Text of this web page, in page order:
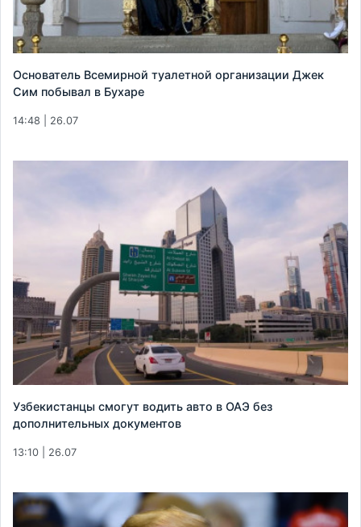
Основатель Всемирной туалетной организации Джек
Сим побывал в Бухаре
14:48 | 26.07
Узбекистанцы смогут водить авто в ОАЭ без
дополнительных документов
13:10 | 26.07